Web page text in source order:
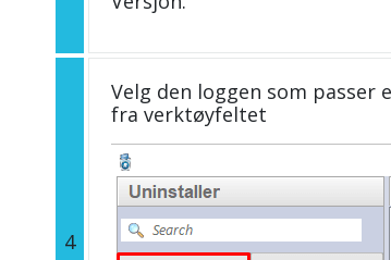
4
Velg den loggen som
fra verktøyfeltet